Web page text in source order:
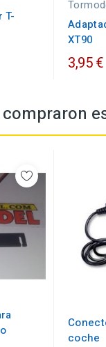
T-
XT90
3,95 €
coche